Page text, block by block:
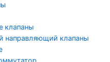
клапаны
направляющий клапаны